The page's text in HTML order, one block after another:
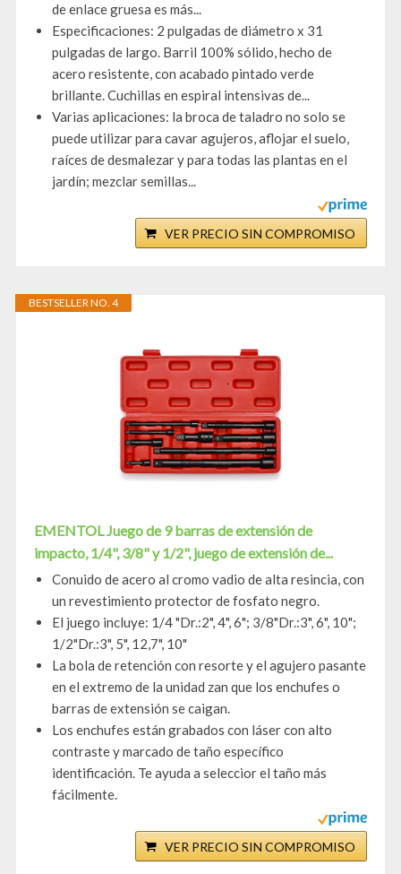
de enlace gruesa es más...
Especificaciones: 2 pulgadas de diámetro x 31
pulgadas de largo. Barril 100% sólido, hecho de
acero resistente, con acabado pintado verde
brillante. Cuchillas en espiral intensivas de...
Varias aplicaciones: la broca de taladro no solo se
puede utilizar para cavar agujeros, aflojar el suelo,
raíces de desmalezar y para todas las plantas en el
jardín; mezclar semillas...
VER PRECIO SIN COMPROMISO
BESTSELLER NO. 4
EMENTOL Juego de 9 barras de extensión de
impacto, 1/4", 3/8" y 1/2", juego de extensión de...
Conuido de acero al cromo vadio de alta resincia, con
un revestimiento protector de fosfato negro.
El juego incluye: 1/4 "Dr.:2", 4", 6"; 3/8"Dr.:3", 6", 10";
1/2"Dr.:3", 5", 12,7", 10"
La bola de retención con resorte y el agujero pasante
en el extremo de la unidad zan que los enchufes o
barras de extensión se caigan.
Los enchufes están grabados con láser con alto
contraste y marcado de taño específico
identificación. Te ayuda a seleccior el taño más
fácilmente.
VER PRECIO SIN COMPROMISO